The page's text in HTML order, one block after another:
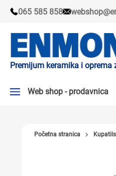
065 585 858
Premijum keramika i oprema
Web shop - prodavnica
Početna stranica